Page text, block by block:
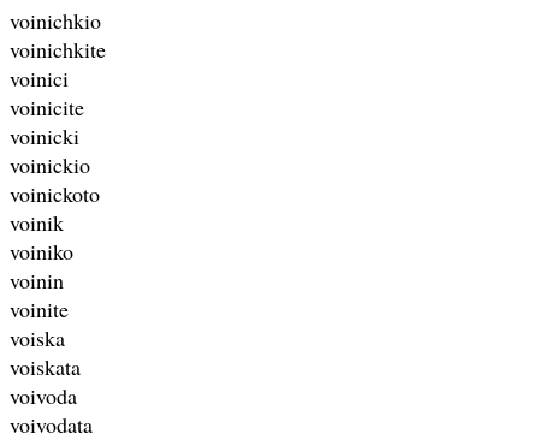
voinichkio
voinichkite
voinici
voinicite
voinicki
voinickio
voinickoto
voinik
voiniko
voinin
voinite
voiska
voiskata
voivoda
voivodata